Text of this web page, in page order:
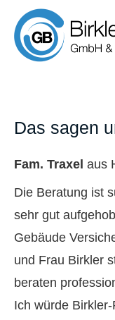
Das sagen
Fam. Traxel aus
Die Beratung ist
sehr gut
Gebäude
und Frau Birkler
beraten
Ich würde